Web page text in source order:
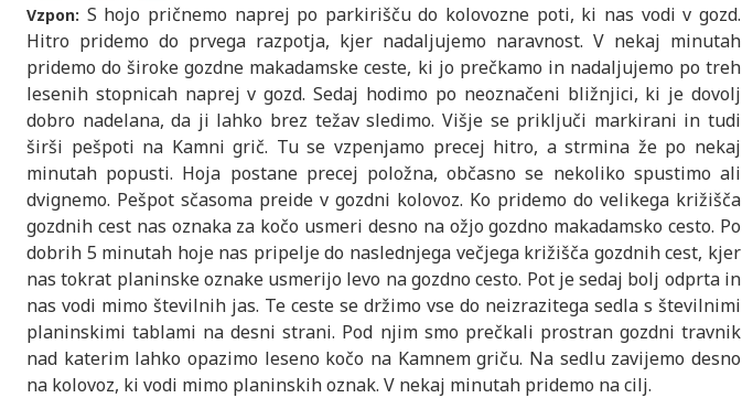
Vzpon: S hojo pričnemo naprej po parkirišču do kolovozne poti, ki nas vodi v gozd.
Hitro pridemo do prvega razpotja, kjer nadaljujemo naravnost. V nekaj minutah
pridemo do široke gozdne makadamske ceste, ki jo prečkamo in nadaljujemo po treh
lesenih stopnicah naprej v gozd. Sedaj hodimo po neoznačeni bližnjici, ki je dovolj
dobro nadelana, da ji lahko brez težav sledimo. Višje se priključi markirani in tudi
širši pešpoti na Kamni grič. Tu se vzpenjamo precej hitro, a strmina že po nekaj
minutah popusti. Hoja postane precej položna, občasno se nekoliko spustimo ali
dvignemo. Pešpot sčasoma preide v gozdni kolovoz. Ko pridemo do velikega križišča
gozdnih cest nas oznaka za kočo usmeri desno na ožjo gozdno makadamsko cesto. Po
dobrih 5 minutah hoje nas pripelje do naslednjega večjega križišča gozdnih cest, kjer
nas tokrat planinske oznake usmerijo levo na gozdno cesto. Pot je sedaj bolj odprta in
nas vodi mimo številnih jas. Te ceste se držimo vse do neizrazitega sedla s številnimi
planinskimi tablami na desni strani. Pod njim smo prečkali prostran gozdni travnik
nad katerim lahko opazimo leseno kočo na Kamnem griču. Na sedlu zavijemo desno
na kolovoz, ki vodi mimo planinskih oznak. V nekaj minutah pridemo na cilj.